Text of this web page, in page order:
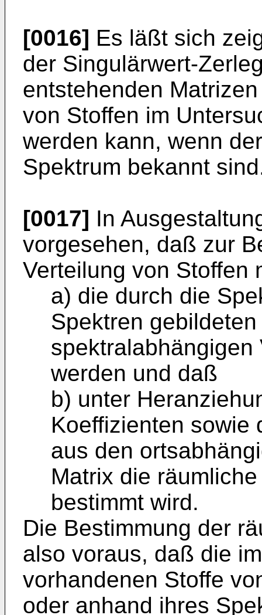
[0016] Es läßt sich
der Singulärwert-
entstehenden
von Stoffen im
werden kann, wenn
Spektrum bekannt
[0017] In
vorgesehen, daß zur
Verteilung von Stoffen
a) die durch die
Spektren
werden und daß
b) unter
Koeffizienten sowie
aus den
Matrix die
bestimmt wird.
Die Bestimmung der
also voraus, daß die
vorhandenen Stoffe
oder anhand ihres